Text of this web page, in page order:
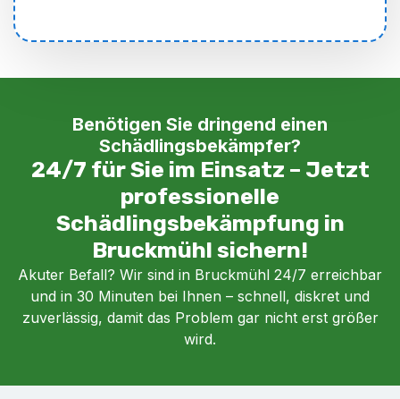
Benötigen Sie dringend einen
Schädlingsbekämpfer?
24/7 für Sie im Einsatz – Jetzt
professionelle
Schädlingsbekämpfung in
Bruckmühl sichern!
Akuter Befall? Wir sind in Bruckmühl 24/7 erreichbar
und in 30 Minuten bei Ihnen – schnell, diskret und
zuverlässig, damit das Problem gar nicht erst größer
wird.